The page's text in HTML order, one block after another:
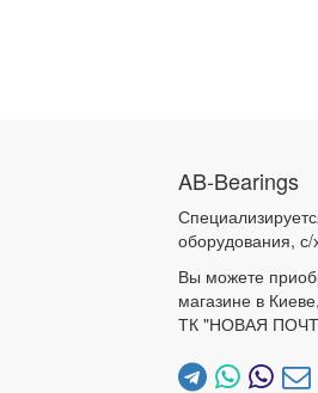
AB-Bearings
оборудования,
Вы можете
магазине в
ТК "НОВАЯ